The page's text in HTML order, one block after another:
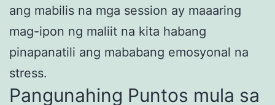
ang mabilis na mga session ay maaaring
mag-ipon ng maliit na kita habang
pinapanatili ang mababang emosyonal na
stress.
Pangunahing Puntos mula sa